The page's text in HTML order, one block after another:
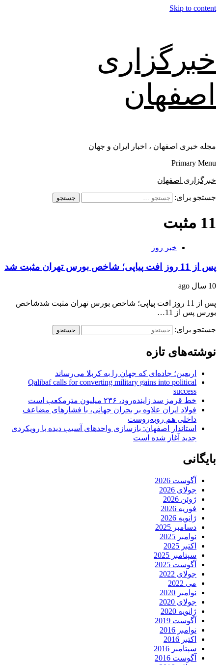
Skip to content
خبرگزاری
اصفهان
مجله خبری اصفهان ، اخبار ایران و جهان
Primary Menu
خبرگزاری اصفهان
جستجو برای:
11 مثبت
خبر روز
پس از 11 روز افت پیاپی؛ شاخص بورس تهران مثبت شد
10 سال ago
پس از 11 روز افت پیاپی؛ شاخص بورس تهران مثبت شدشاخص
بورس پس از 11…
جستجو برای:
نوشته‌های تازه
اربعین؛ جاده‌ای که جهان را به کربلا می‌رساند
Qalibaf calls for converting military gains into political
success
خط قرمز سد زاینده‌رود، ۲۳۶ میلیون مترمکعب است
فولاد ایران علاوه بر بحران جهانی، با فشارهای مضاعف
داخلی هم روبه‌روست
استاندار اصفهان: بازسازی واحدهای آسیب دیده با رویکردی
جدید آغاز شده است
بایگانی
آگوست 2026
جولای 2026
ژوئن 2026
فوریه 2026
ژانویه 2026
دسامبر 2025
نوامبر 2025
اکتبر 2025
سپتامبر 2025
آگوست 2025
جولای 2022
می 2022
نوامبر 2020
جولای 2020
ژانویه 2020
آگوست 2019
نوامبر 2016
اکتبر 2016
سپتامبر 2016
آگوست 2016